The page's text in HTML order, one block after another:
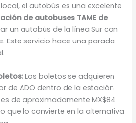
el autobús es una excelente
de autobuses TAME de
un autobús de la línea Sur con
Este servicio hace una parada
Los boletos se adquieren
de ADO dentro de la estación
es de aproximadamente MX$84
que lo convierte en la alternativa